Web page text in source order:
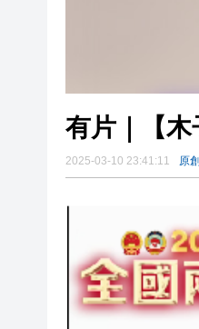
有片｜【
2025-03-10 23:41:11 原創